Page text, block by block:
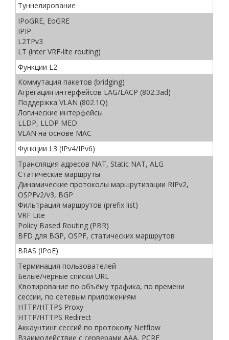
Туннелирование
IPoGRE, EoGRE
IPIP
L2TPv3
LT (inter VRF-lite routing)
Функции L2
Коммутация пакетов (bridging)
Агрегация интерфейсов LAG/LACP (802.3ad)
Поддержка VLAN (802.1Q)
Логические интерфейсы
LLDP, LLDP MED
VLAN на основе MAC
Функции L3 (IPv4/IPv6)
Трансляция адресов NAT, Static NAT, ALG
Статические маршруты
Динамические протоколы маршрутизации RIPv2,
OSPFv2/v3, BGP
Фильтрация маршрутов (prefix list)
VRF Lite
Policy Based Routing (PBR)
BFD для BGP, OSPF, статических маршрутов
BRAS (IPoE)
Терминация пользователей
Белые/черные списки URL
Квотирование по объёму трафика, по времени
сессии, по сетевым приложениям
HTTP/HTTPS Proxy
HTTP/HTTPS Redirect
Аккаунтинг сессий по протоколу Netflow
Взаимодействие с серверами ААА, PCRF